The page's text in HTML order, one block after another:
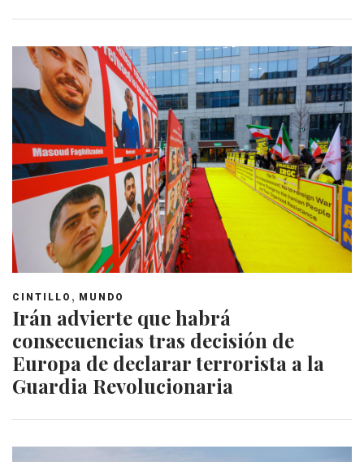
CINTILLO , MUNDO
Irán advierte que habrá
consecuencias tras decisión de
Europa de declarar terrorista a la
Guardia Revolucionaria